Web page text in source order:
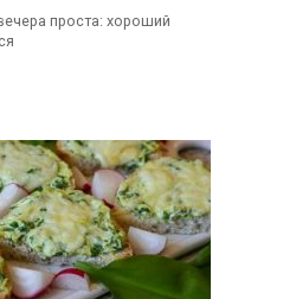
проста: хороший